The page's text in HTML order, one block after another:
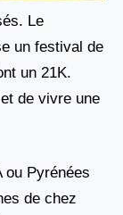
Le
un festival de
un 21K.
de vivre une
ou Pyrénées
de chez